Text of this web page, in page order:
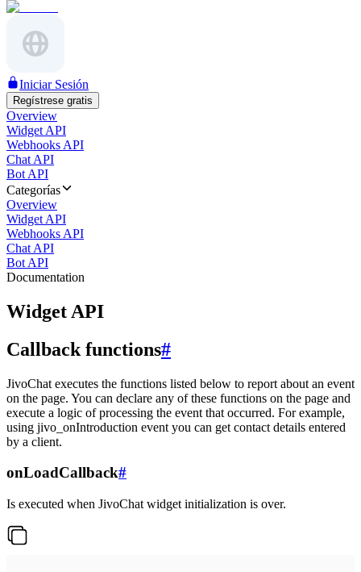
Iniciar Sesión
Regístrese gratis
Overview
Widget API
Webhooks API
Chat API
Bot API
Categorías
Overview
Widget API
Webhooks API
Chat API
Bot API
Documentation
Widget API
Callback functions#
JivoChat executes the functions listed below to report about an event
on the page. You can declare any of these functions on the page and
execute a logic of processing the event that occurred. For example,
using jivo_onIntroduction event you can get contact details entered
by a client.
onLoadCallback#
Is executed when JivoChat widget initialization is over.